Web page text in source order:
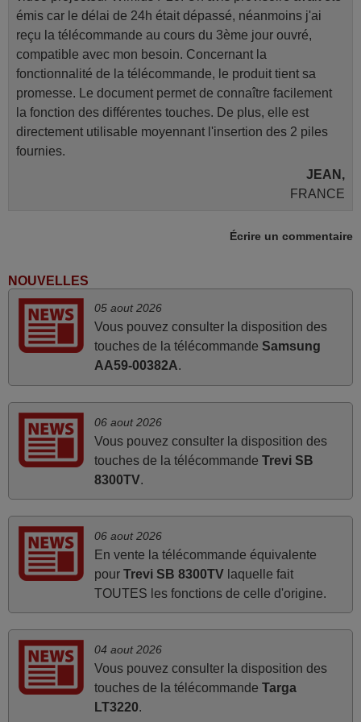
émis car le délai de 24h était dépassé, néanmoins j'ai
reçu la télécommande au cours du 3ème jour ouvré,
compatible avec mon besoin. Concernant la
fonctionnalité de la télécommande, le produit tient sa
promesse. Le document permet de connaître facilement
la fonction des différentes touches. De plus, elle est
directement utilisable moyennant l'insertion des 2 piles
fournies.
JEAN,
FRANCE
mars 2026
FRANCE
La telecommande fonctionne tres bien, et service rapide
super.
Frank,
FRANCE
mars 2026
Je suis très content de cet achat. Cette télécommande est
d'une efficacité étonnante. Alors que la télécommande
d'origine ne fonctionnait plus (probablement le LED à
changer), et que certains boutons sur le Combiné Radio-
Écrire un commentaire
NOUVELLES
05 aout 2026
Vous pouvez consulter la disposition des
touches de la télécommande Samsung
AA59-00382A.
06 aout 2026
Vous pouvez consulter la disposition des
touches de la télécommande Trevi SB
8300TV.
06 aout 2026
En vente la télécommande équivalente
pour Trevi SB 8300TVlaquelle fait
TOUTES les fonctions de celle d'origine.
04 aout 2026
Vous pouvez consulter la disposition des
touches de la télécommande Targa
LT3220.